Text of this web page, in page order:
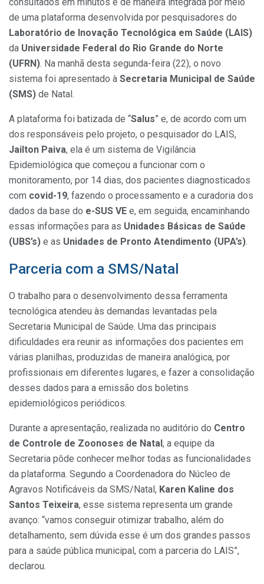
de uma plataforma desenvolvida por pesquisadores do
Laboratório de Inovação Tecnológica em Saúde (LAIS)
da Universidade Federal do Rio Grande do Norte
(UFRN). Na manhã desta segunda-feira (22), o novo
sistema foi apresentado à Secretaria Municipal de Saúde
(SMS) de Natal.
​A plataforma foi batizada de “Salus” e, de acordo com um
dos responsáveis pelo projeto, o pesquisador do LAIS,
Jailton Paiva, ela é um sistema de Vigilância
Epidemiológica que começou a funcionar com o
monitoramento, por 14 dias, dos pacientes diagnosticados
com covid-19, fazendo o processamento e a curadoria dos
dados da base do e-SUS VE e, em seguida, encaminhando
essas informações para as Unidades Básicas de Saúde
(UBS’s) e as Unidades de Pronto Atendimento (UPA’s).
Parceria com a SMS/Natal
​O trabalho para o desenvolvimento dessa ferramenta
tecnológica atendeu às demandas levantadas pela
Secretaria Municipal de Saúde. Uma das principais
dificuldades era reunir as informações dos pacientes em
várias planilhas, produzidas de maneira analógica, por
profissionais em diferentes lugares, e fazer a consolidação
desses dados para a emissão dos boletins
epidemiológicos periódicos.
​Durante a apresentação, realizada no auditório do Centro
de Controle de Zoonoses de Natal, a equipe da
Secretaria pôde conhecer melhor todas as funcionalidades
da plataforma. Segundo a Coordenadora do Núcleo de
Agravos Notificáveis da SMS/Natal, Karen Kaline dos
Santos Teixeira, esse sistema representa um grande
avanço: “vamos conseguir otimizar trabalho, além do
detalhamento, sem dúvida esse é um dos grandes passos
para a saúde pública municipal, com a parceria do LAIS”,
declarou.